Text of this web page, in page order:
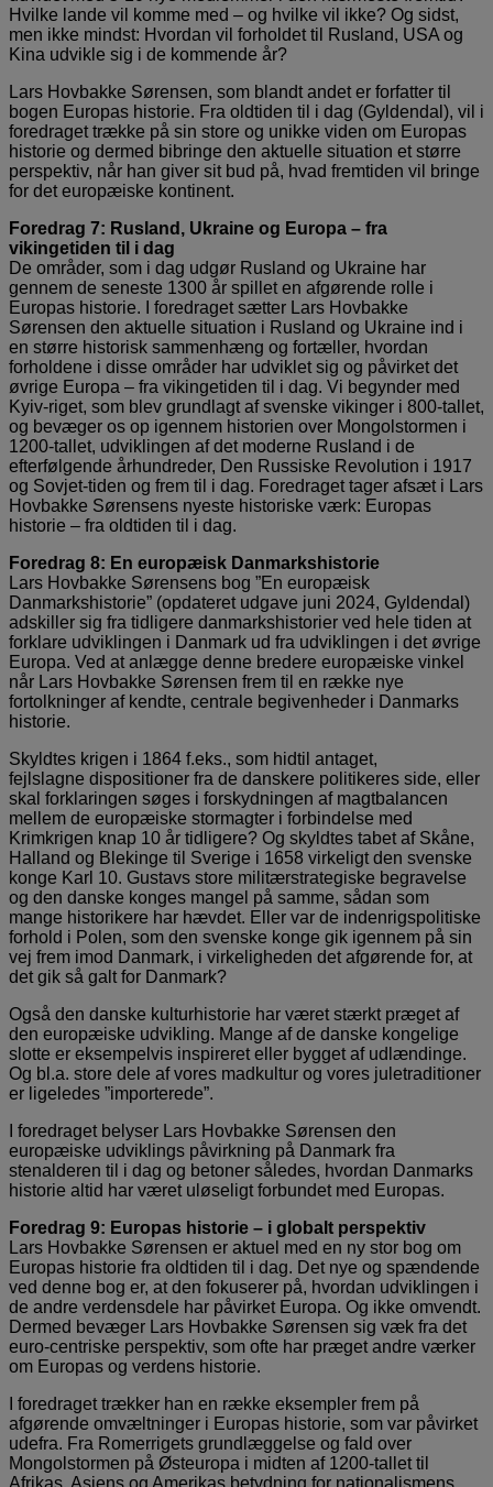
Hvilke lande vil komme med – og hvilke vil ikke? Og sidst,
men ikke mindst: Hvordan vil forholdet til Rusland, USA og
Kina udvikle sig i de kommende år?
Lars Hovbakke Sørensen, som blandt andet er forfatter til
bogen Europas historie. Fra oldtiden til i dag (Gyldendal), vil i
foredraget trække på sin store og unikke viden om Europas
historie og dermed bibringe den aktuelle situation et større
perspektiv, når han giver sit bud på, hvad fremtiden vil bringe
for det europæiske kontinent.
Foredrag 7: Rusland, Ukraine og Europa – fra
vikingetiden til i dag
De områder, som i dag udgør Rusland og Ukraine har
gennem de seneste 1300 år spillet en afgørende rolle i
Europas historie. I foredraget sætter Lars Hovbakke
Sørensen den aktuelle situation i Rusland og Ukraine ind i
en større historisk sammenhæng og fortæller, hvordan
forholdene i disse områder har udviklet sig og påvirket det
øvrige Europa – fra vikingetiden til i dag. Vi begynder med
Kyiv-riget, som blev grundlagt af svenske vikinger i 800-tallet,
og bevæger os op igennem historien over Mongolstormen i
1200-tallet, udviklingen af det moderne Rusland i de
efterfølgende århundreder, Den Russiske Revolution i 1917
og Sovjet-tiden og frem til i dag. Foredraget tager afsæt i Lars
Hovbakke Sørensens nyeste historiske værk: Europas
historie – fra oldtiden til i dag.
Foredrag 8: En europæisk Danmarkshistorie
Lars Hovbakke Sørensens bog ”En europæisk
Danmarkshistorie” (opdateret udgave juni 2024, Gyldendal)
adskiller sig fra tidligere danmarkshistorier ved hele tiden at
forklare udviklingen i Danmark ud fra udviklingen i det øvrige
Europa. Ved at anlægge denne bredere europæiske vinkel
når Lars Hovbakke Sørensen frem til en række nye
fortolkninger af kendte, centrale begivenheder i Danmarks
historie.
Skyldtes krigen i 1864 f.eks., som hidtil antaget,
fejlslagne dispositioner fra de danskere politikeres side, eller
skal forklaringen søges i forskydningen af magtbalancen
mellem de europæiske stormagter i forbindelse med
Krimkrigen knap 10 år tidligere? Og skyldtes tabet af Skåne,
Halland og Blekinge til Sverige i 1658 virkeligt den svenske
konge Karl 10. Gustavs store militærstrategiske begravelse
og den danske konges mangel på samme, sådan som
mange historikere har hævdet. Eller var de indenrigspolitiske
forhold i Polen, som den svenske konge gik igennem på sin
vej frem imod Danmark, i virkeligheden det afgørende for, at
det gik så galt for Danmark?
Også den danske kulturhistorie har været stærkt præget af
den europæiske udvikling. Mange af de danske kongelige
slotte er eksempelvis inspireret eller bygget af udlændinge.
Og bl.a. store dele af vores madkultur og vores juletraditioner
er ligeledes ”importerede”.
I foredraget belyser Lars Hovbakke Sørensen den
europæiske udviklings påvirkning på Danmark fra
stenalderen til i dag og betoner således, hvordan Danmarks
historie altid har været uløseligt forbundet med Europas.
Foredrag 9: Europas historie – i globalt perspektiv
Lars Hovbakke Sørensen er aktuel med en ny stor bog om
Europas historie fra oldtiden til i dag. Det nye og spændende
ved denne bog er, at den fokuserer på, hvordan udviklingen i
de andre verdensdele har påvirket Europa. Og ikke omvendt.
Dermed bevæger Lars Hovbakke Sørensen sig væk fra det
euro-centriske perspektiv, som ofte har præget andre værker
om Europas og verdens historie.
I foredraget trækker han en række eksempler frem på
afgørende omvæltninger i Europas historie, som var påvirket
udefra. Fra Romerrigets grundlæggelse og fald over
Mongolstormen på Østeuropa i midten af 1200-tallet til
Afrikas, Asiens og Amerikas betydning for nationalismens